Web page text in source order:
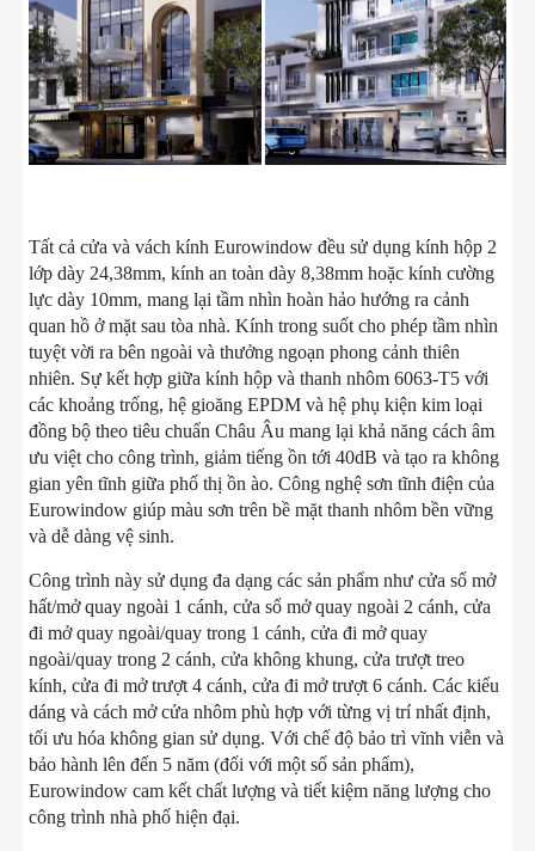
Tất cả cửa và vách kính Eurowindow đều sử dụng kính hộp 2
lớp dày 24,38mm, kính an toàn dày 8,38mm hoặc kính cường
lực dày 10mm, mang lại tầm nhìn hoàn hảo hướng ra cảnh
quan hồ ở mặt sau tòa nhà. Kính trong suốt cho phép tầm nhìn
tuyệt vời ra bên ngoài và thưởng ngoạn phong cảnh thiên
nhiên. Sự kết hợp giữa kính hộp và thanh nhôm 6063-T5 với
các khoảng trống, hệ gioăng EPDM và hệ phụ kiện kim loại
đồng bộ theo tiêu chuẩn Châu Âu mang lại khả năng cách âm
ưu việt cho công trình, giảm tiếng ồn tới 40dB và tạo ra không
gian yên tĩnh giữa phố thị ồn ào. Công nghệ sơn tĩnh điện của
Eurowindow giúp màu sơn trên bề mặt thanh nhôm bền vững
và dễ dàng vệ sinh.
Công trình này sử dụng đa dạng các sản phẩm như cửa sổ mở
hất/mở quay ngoài 1 cánh, cửa sổ mở quay ngoài 2 cánh, cửa
đi mở quay ngoài/quay trong 1 cánh, cửa đi mở quay
ngoài/quay trong 2 cánh, cửa không khung, cửa trượt treo
kính, cửa đi mở trượt 4 cánh, cửa đi mở trượt 6 cánh. Các kiểu
dáng và cách mở cửa nhôm phù hợp với từng vị trí nhất định,
tối ưu hóa không gian sử dụng. Với chế độ bảo trì vĩnh viễn và
bảo hành lên đến 5 năm (đối với một số sản phẩm),
Eurowindow cam kết chất lượng và tiết kiệm năng lượng cho
công trình nhà phố hiện đại.